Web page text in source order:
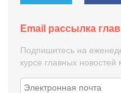
Email рассылка
Подпишитесь на
курсе главных новостей